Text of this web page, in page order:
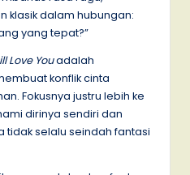
klasik dalam hubungan:
yang tepat?”
Love Youadalah
konflik cinta
Fokusnya justru lebih ke
dirinya sendiri dan
selalu seindah fantasi